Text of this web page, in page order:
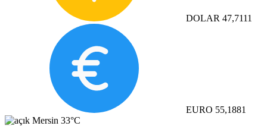
DOLAR 47,7111
EURO 55,1881
Mersin 33°C